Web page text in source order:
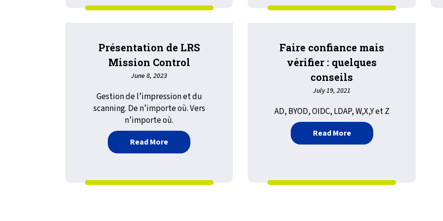
Présentation de LRS
Mission Control
June 8, 2023
Gestion de l’impression et du
scanning. De n’importe où. Vers
n’importe où.
Read Moreabout Présentation de LRS Mission Control
Faire confiance mais
vérifier : quelques
conseils
July 19, 2021
AD, BYOD, OIDC, LDAP, W,X,Y et Z
Read Moreabout Faire confiance